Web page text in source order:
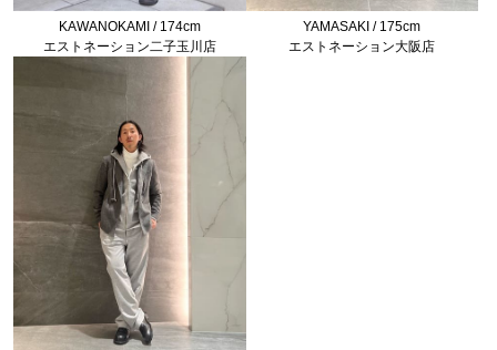
KAWANOKAMI / 174cm
エストネーション二子玉川店
YAMASAKI / 175cm
エストネーション大阪店